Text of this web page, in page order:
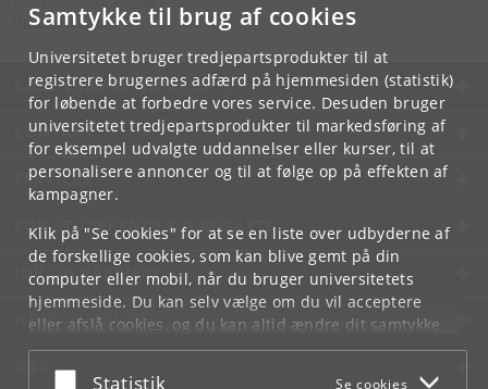
Samtykke til brug af cookies
Universitetet bruger tredjepartsprodukter til at
registrere brugernes adfærd på hjemmesiden (statistik)
for løbende at forbedre vores service. Desuden bruger
universitetet tredjepartsprodukter til markedsføring af
for eksempel udvalgte uddannelser eller kurser, til at
personalisere annoncer og til at følge op på effekten af
kampagner.
Klik på "Se cookies" for at se en liste over udbyderne af
de forskellige cookies, som kan blive gemt på din
computer eller mobil, når du bruger universitetets
hjemmeside. Du kan selv vælge om du vil acceptere
eller afslå cookies, og du kan altid ændre dit samtykke
underCookie- og privatlivspolitiksom du finder i
bunden af hver side.
Acceptér eller afslå
Statistik Se cookies
lfp@teol.ku.dk
KØBENHAVNS UNIVERSITET
KONTAKT
SERVICES
FOR STUDERENDE OG ANSATTE
JOB OG KARRIERE
NØDSITUATIONER